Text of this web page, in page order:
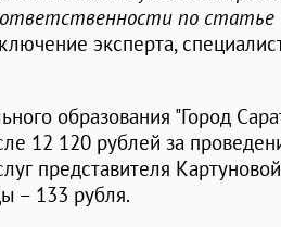
ответственности по
эксперта,
образования "Город
12 120 рублей за
представителя
– 133 рубля.